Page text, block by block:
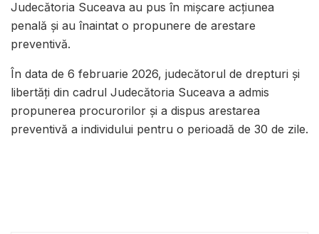
Judecătoria Suceava au pus în mișcare acțiunea
penală și au înaintat o propunere de arestare
preventivă.
În data de 6 februarie 2026, judecătorul de drepturi și
libertăți din cadrul Judecătoria Suceava a admis
propunerea procurorilor și a dispus arestarea
preventivă a individului pentru o perioadă de 30 de zile.